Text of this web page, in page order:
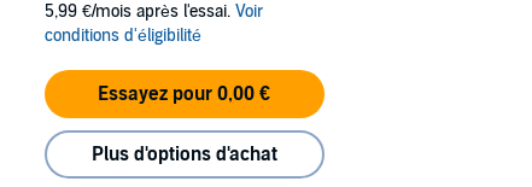
5,99 €/mois après l'essai. Voir
conditions d'éligibilité
Essayez pour 0,00 €
Plus d'options d'achat